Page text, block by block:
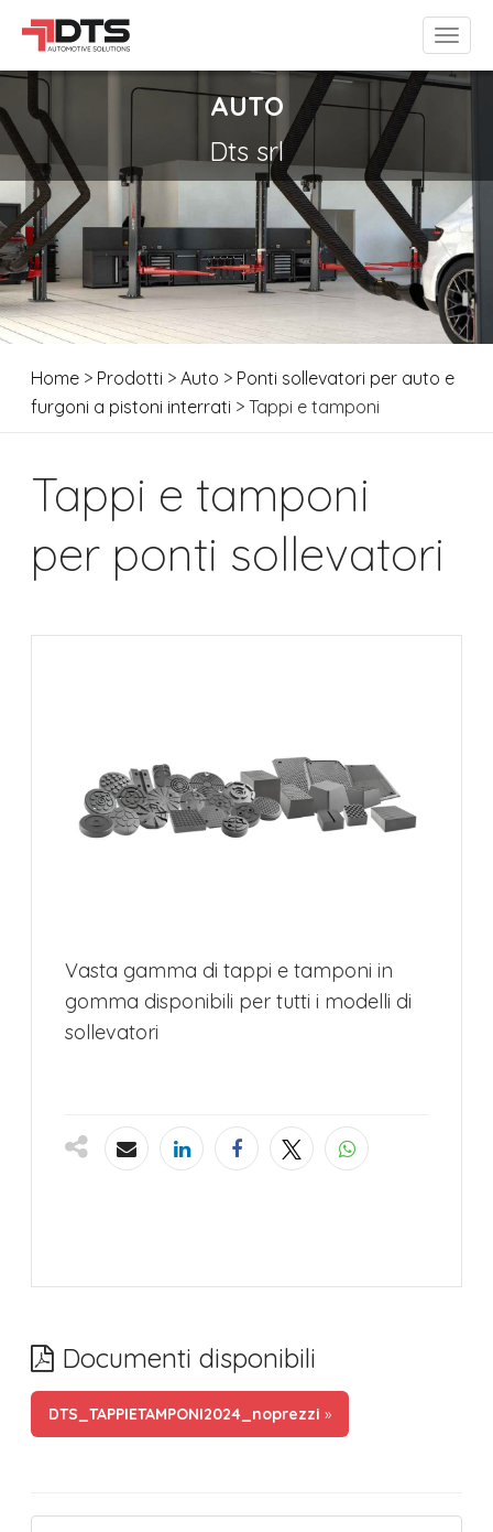
AUTO
Dts srl
Home > Prodotti >Auto > Ponti sollevatori per auto e
furgoni a pistoni interrati > Tappi e tamponi
Tappi e tamponi
per ponti sollevatori
Vasta gamma di tappi e tamponi in
gomma disponibili per tutti i modelli di
sollevatori
Documenti disponibili
DTS_TAPPIETAMPONI2024_noprezzi »